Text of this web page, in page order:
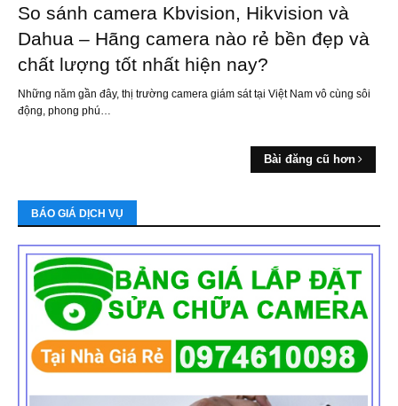
So sánh camera Kbvision, Hikvision và
Dahua – Hãng camera nào rẻ bền đẹp và
chất lượng tốt nhất hiện nay?
Những năm gần đây, thị trường camera giám sát tại Việt Nam vô cùng sôi
động, phong phú…
Bài đăng cũ hơn
BÁO GIÁ DỊCH VỤ